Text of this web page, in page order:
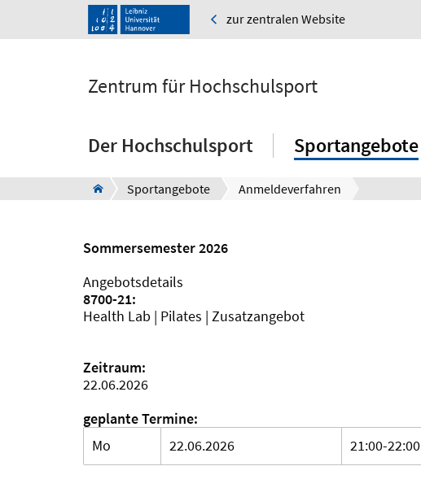
zur zentralen Website
Zentrum für Hochschulsport
Der Hochschulsport Sportangebote
Sportangebote Anmeldeverfahren
Sommersemester 2026
Angebotsdetails
8700-21:
Health Lab | Pilates | Zusatzangebot
Zeitraum:
22.06.2026
geplante Termine:
Mo
22.06.2026 21:00-22:00